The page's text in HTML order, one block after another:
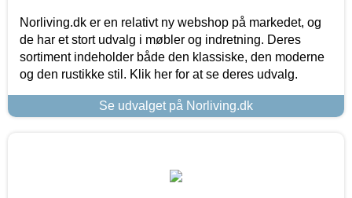
Norliving.dk er en relativt ny webshop på markedet, og
de har et stort udvalg i møbler og indretning. Deres
sortiment indeholder både den klassiske, den moderne
og den rustikke stil. Klik her for at se deres udvalg.
Se udvalget på Norliving.dk